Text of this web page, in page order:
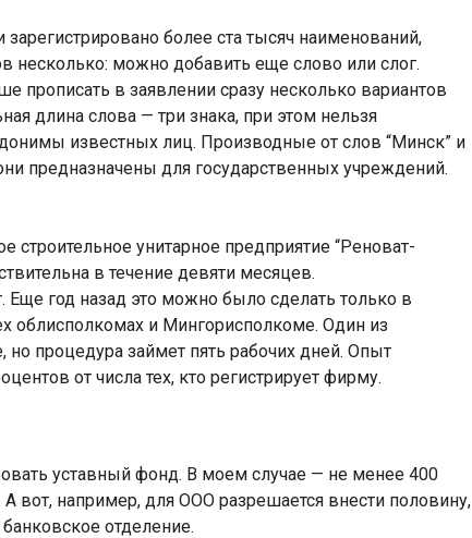
более ста тысяч наименований,
несколько: можно добавить еще слово или слог.
прописать в заявлении сразу несколько вариантов
длина слова — три знака, при этом нельзя
известных лиц. Производные от слов “Минск” и
предназначены для государственных учреждений.
унитарное предприятие “Реноват-
в течение девяти месяцев.
Еще год назад это можно было сделать только в
облисполкомах и Мингорисполкоме. Один из
но процедура займет пять рабочих дней. Опыт
от числа тех, кто регистрирует фирму.
уставный фонд. В моем случае — не менее 400
вот, например, для ООО разрешается внести половину,
отделение.